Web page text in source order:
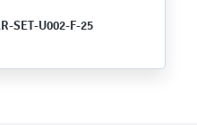
SET-U002-F-25